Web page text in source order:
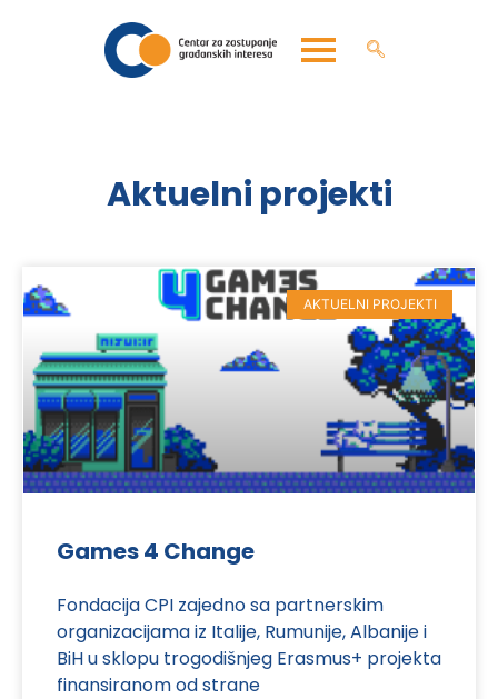
Aktuelni projekti
AKTUELNI PROJEKTI
Games 4 Change
Fondacija CPI zajedno sa partnerskim
organizacijama iz Italije, Rumunije, Albanije i
BiH u sklopu trogodišnjeg Erasmus+ projekta
finansiranom od strane